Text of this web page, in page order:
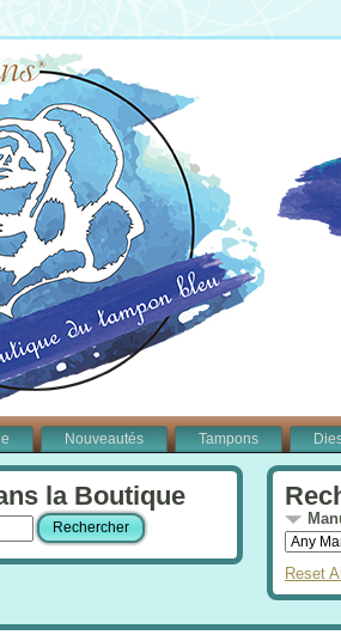
Nouveautés Tampons
la Boutique
Reset